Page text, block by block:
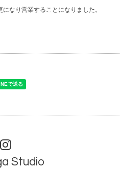
なり営業することになりました。
Studio